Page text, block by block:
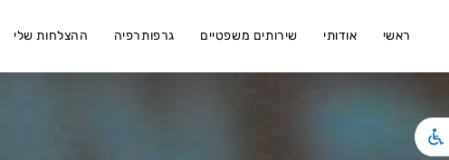
ראשי אודותי שירותים משפטיים גרפותרפיה ההצלחות שלי